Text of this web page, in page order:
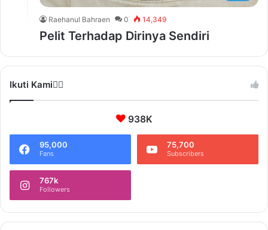
Raehanul Bahraen 0 14,349
Pelit Terhadap Dirinya Sendiri
Ikuti Kami❤️‍🔥
938K
95,000
Fans
75,700
Subscribers
767k
Followers